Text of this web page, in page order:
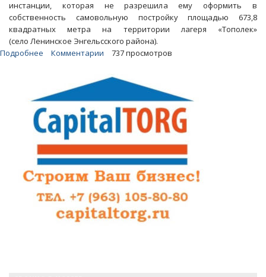
инстанции, которая не разрешила ему оформить в
собственность самовольную постройку площадью 673,8
квадратных метра на территории лагеря «Тополек»
(село Ленинское Энгельсского района).
Подробнее
райсобрания
пытался
оформить
самострой
на
берегу
реки
Комментарии 737 просмотров